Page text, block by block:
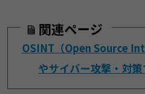
関連ページ
OSINT（Open Source
やサイバー攻撃・対